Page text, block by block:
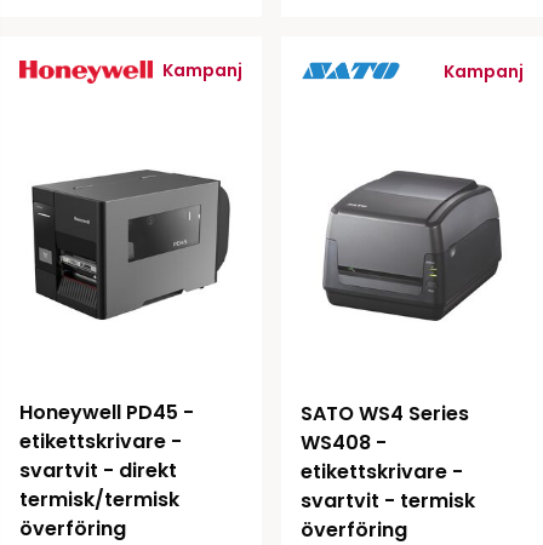
Kampanj
Honeywell PD45 -
etikettskrivare -
svartvit - direkt
termisk/termisk
överföring
Kampanj
SATO WS4 Series
WS408 -
etikettskrivare -
svartvit - termisk
överföring